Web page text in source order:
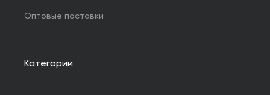
Оптовые поставки
Категории